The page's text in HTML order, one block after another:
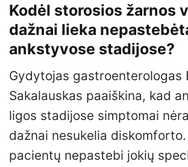
Kodėl storosios žarnos
dažnai lieka
ankstyvose stadijose?
Gydytojas gastroenterologas
Sakalauskas paaiškina, kad
ligos stadijose simptomai
dažnai nesukelia
pacientų nepastebi jokių